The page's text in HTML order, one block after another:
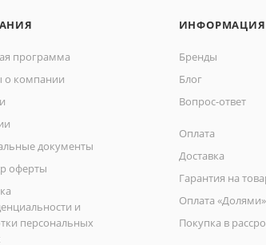
программа
о компании
документы
оферты
и
персональных
ИНФОРМАЦИЯ
Бренды
Блог
Вопрос-ответ
Оплата
Доставка
Гарантия на
Оплата «Долями»
Покупка в